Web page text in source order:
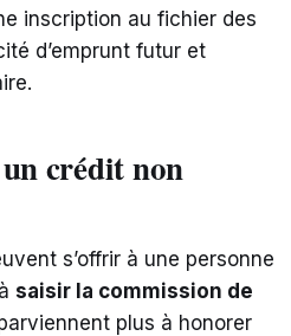
inscription au fichier des
d’emprunt futur et
crédit non
s’offrir à une personne
saisir la commission de
plus à honorer